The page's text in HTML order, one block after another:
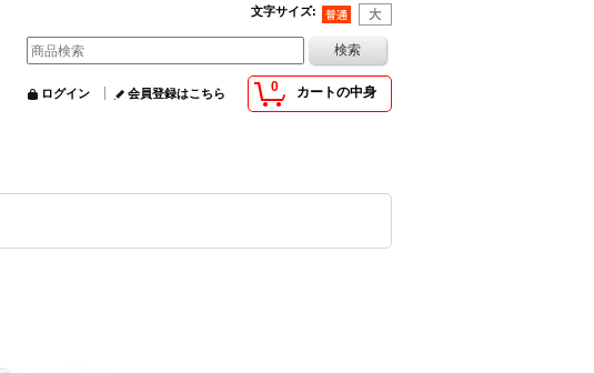
文字サイズ:
0 カートの中身
ログイン 会員登録はこちら